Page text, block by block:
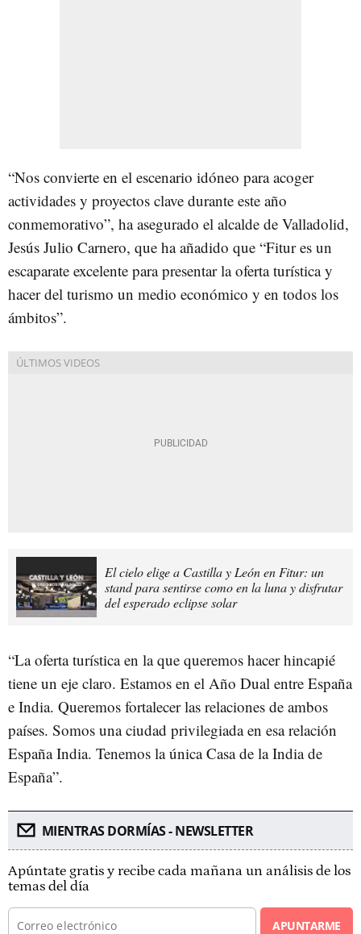
“Nos convierte en el escenario idóneo para acoger
actividades y proyectos clave durante este año
conmemorativo”, ha asegurado el alcalde de Valladolid,
Jesús Julio Carnero, que ha añadido que “Fitur es un
escaparate excelente para presentar la oferta turística y
hacer del turismo un medio económico y en todos los
ámbitos”.
El cielo elige a Castilla y León en Fitur: un
stand para sentirse como en la luna y disfrutar
del esperado eclipse solar
“La oferta turística en la que queremos hacer hincapié
tiene un eje claro. Estamos en el Año Dual entre España
e India. Queremos fortalecer las relaciones de ambos
países. Somos una ciudad privilegiada en esa relación
España India. Tenemos la única Casa de la India de
España”.
MIENTRAS DORMÍAS - NEWSLETTER
Apúntate gratis y recibe cada mañana un análisis de los
temas del día
APUNTARME